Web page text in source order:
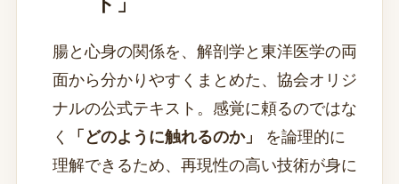
腸と心身の関係を、解剖学と東洋医学の両
面から分かりやすくまとめた、協会オリジ
ナルの公式テキスト。感覚に頼るのではな
く
「どのように触れるのか」
を論理的に
理解できるため、再現性の高い技術が身に